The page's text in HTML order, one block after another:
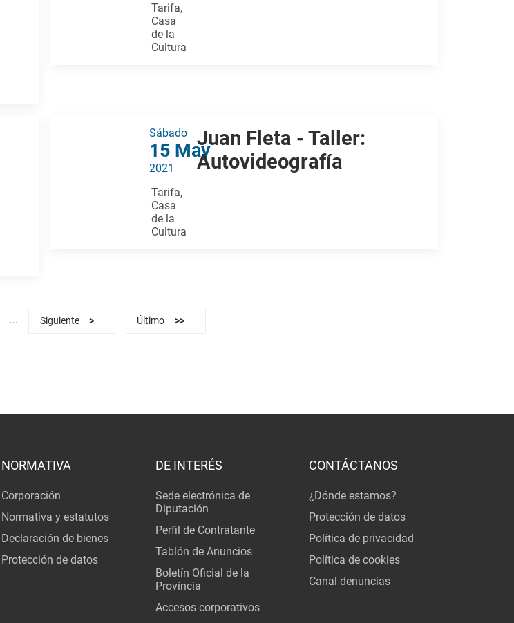
Tarifa,
Casa
de la
Cultura
Sábado
15 May
2021
Tarifa,
Casa
de la
Cultura
Juan Fleta - Taller:
Autovideografía
... Siguiente > Último >>
NORMATIVA
Corporación
Normativa y estatutos
Declaración de bienes
Protección de datos
DE INTERÉS
Sede electrónica de
Diputación
Perfil de Contratante
Tablón de Anuncios
Boletín Oficial de la
Província
Accesos corporativos
CONTÁCTANOS
¿Dónde estamos?
Protección de datos
Política de privacidad
Política de cookies
Canal denuncias